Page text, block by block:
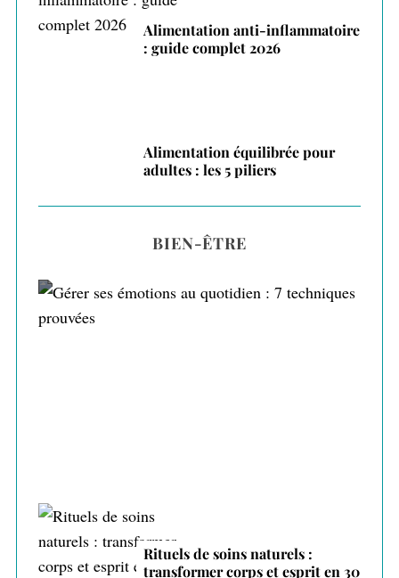
Alimentation anti-inflammatoire
: guide complet 2026
Alimentation équilibrée pour
adultes : les 5 piliers
BIEN-ÊTRE
Rituels de soins naturels :
transformer corps et esprit en 30